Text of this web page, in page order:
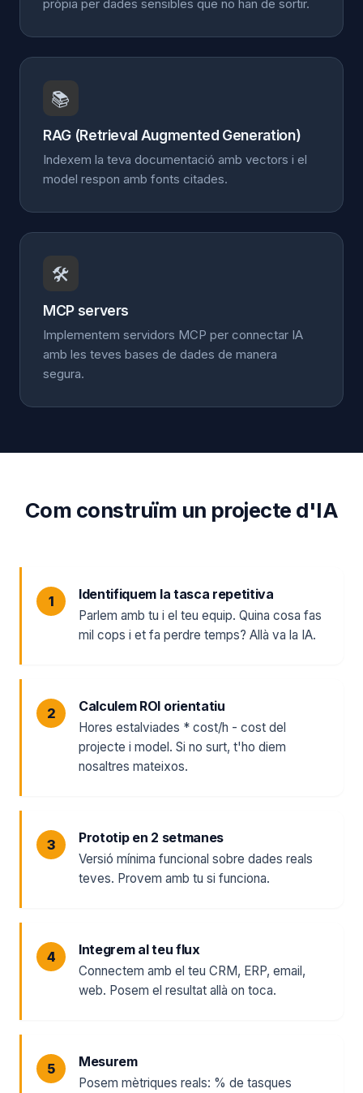
pròpia per dades sensibles que no han de sortir.
📚
RAG (Retrieval Augmented Generation)
Indexem la teva documentació amb vectors i el
model respon amb fonts citades.
🛠️
MCP servers
Implementem servidors MCP per connectar IA
amb les teves bases de dades de manera
segura.
Com construïm un projecte d'IA
Identifiquem la tasca repetitiva
Parlem amb tu i el teu equip. Quina cosa fas
mil cops i et fa perdre temps? Allà va la IA.
Calculem ROI orientatiu
Hores estalviades * cost/h - cost del
projecte i model. Si no surt, t'ho diem
nosaltres mateixos.
Prototip en 2 setmanes
Versió mínima funcional sobre dades reals
teves. Provem amb tu si funciona.
Integrem al teu flux
Connectem amb el teu CRM, ERP, email,
web. Posem el resultat allà on toca.
Mesurem
Posem mètriques reals: % de tasques